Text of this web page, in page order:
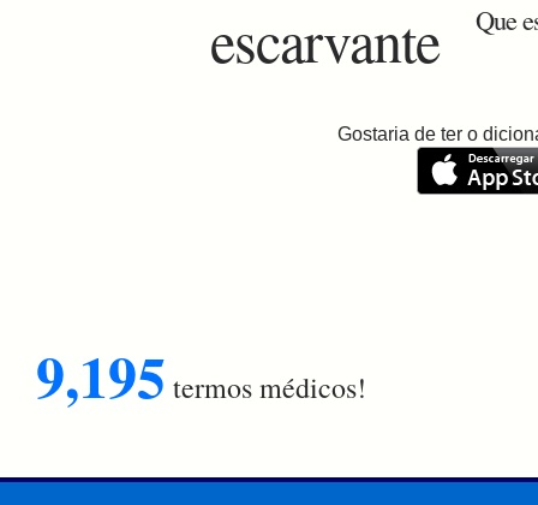
escarvante Que
Gostaria de ter o
9,195 termos médicos!